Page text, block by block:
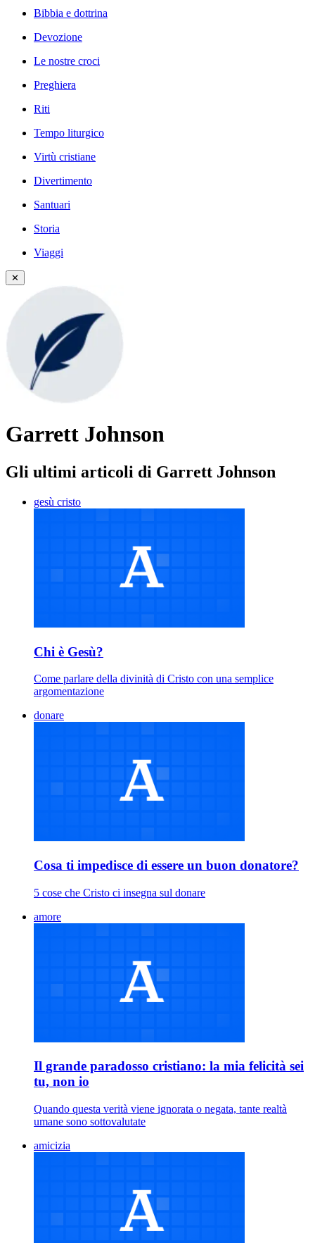
Bibbia e dottrina
Devozione
Le nostre croci
Preghiera
Riti
Tempo liturgico
Virtù cristiane
Divertimento
Santuari
Storia
Viaggi
✕
Garrett Johnson
Gli ultimi articoli di Garrett Johnson
gesù cristo
Chi è Gesù?
Come parlare della divinità di Cristo con una semplice
argomentazione
donare
Cosa ti impedisce di essere un buon donatore?
5 cose che Cristo ci insegna sul donare
amore
Il grande paradosso cristiano: la mia felicità sei
tu, non io
Quando questa verità viene ignorata o negata, tante realtà
umane sono sottovalutate
amicizia